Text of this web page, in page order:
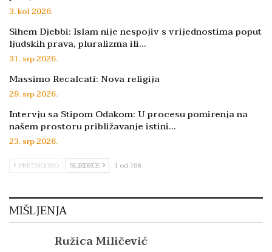
3. kol 2026.
Sihem Djebbi: Islam nije nespojiv s vrijednostima poput
ljudskih prava, pluralizma ili…
31. srp 2026.
Massimo Recalcati: Nova religija
29. srp 2026.
Intervju sa Stipom Odakom: U procesu pomirenja na
našem prostoru približavanje istini…
23. srp 2026.
PRETHODNO SLJEDEĆE 1 od 198
MIŠLJENJA
Ružica Miličević